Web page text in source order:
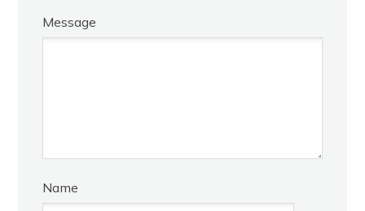
Message
Name